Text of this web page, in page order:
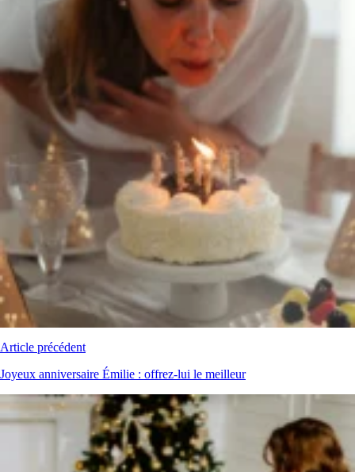
Article précédent
Joyeux anniversaire Émilie : offrez-lui le meilleur